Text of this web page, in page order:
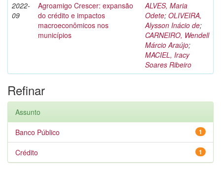
2022-
09
Agroamigo Crescer: expansão
do crédito e impactos
macroeconômicos nos
municípios
ALVES, Maria
Odete; OLIVEIRA,
Alysson Inácio de;
CARNEIRO, Wendell
Márcio Araújo;
MACIEL, Iracy
Soares Ribeiro
Refinar
Assunto
1
Banco Público
1
Crédito